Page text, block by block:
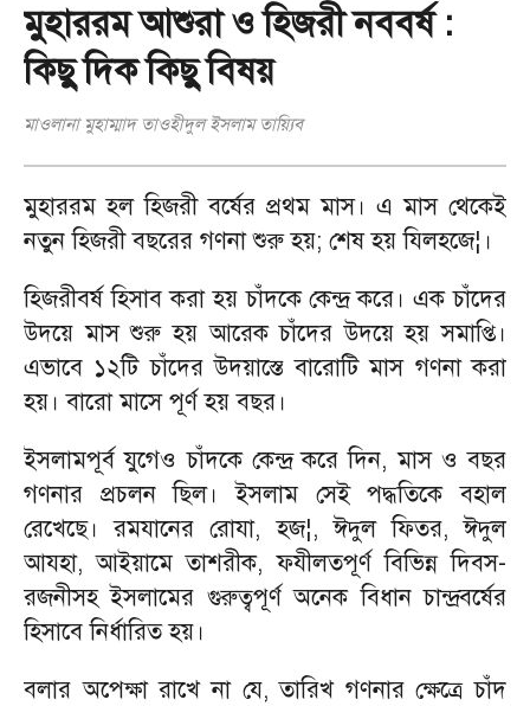
মুহাররম আশুরা ও হিজরী নববর্ষ :
কিছু দিক কিছু বিষয়
মাওলানা মুহাম্মাদ তাওহীদুল ইসলাম তায়্যিব
মুহাররম হল হিজরী বর্ষের প্রথম মাস। এ মাস থেকেই
নতুন হিজরী বছরের গণনা শুরু হয়; শেষ হয় যিলহজে¦ ।
হিজরীবর্ষ হিসাব করা হয় চাঁদকে কেন্দ্র করে। এক চাঁদের
উদয়ে মাস শুরু হয় আরেক চাঁদের উদয়ে হয় সমাপ্তি।
এভাবে ১২টি চাঁদের উদয়াস্তে বারোটি মাস গণনা করা
হয়। বারো মাসে পূর্ণ হয় বছর।
ইসলামপূর্ব যুগেও চাঁদকে কেন্দ্র করে দিন,মাস ও বছর
গণনার প্রচলন ছিল। ইসলাম সেই পদ্ধতিকে বহাল
রেখেছে। রমযানের রোযা,হজ¦,ঈদুল ফিতর,ঈদুল
আযহা,আইয়ামে তাশরীক,ফযীলতপূর্ণ বিভিন্ন দিবস-
রজনীসহ ইসলামের গুরুত্বপূর্ণ অনেক বিধান চান্দ্রবর্ষের
হিসাবে নির্ধারিত হয়।
বলার অপেক্ষা রাখে না যে,তারিখ গণনার ক্ষেত্রে চাঁদ